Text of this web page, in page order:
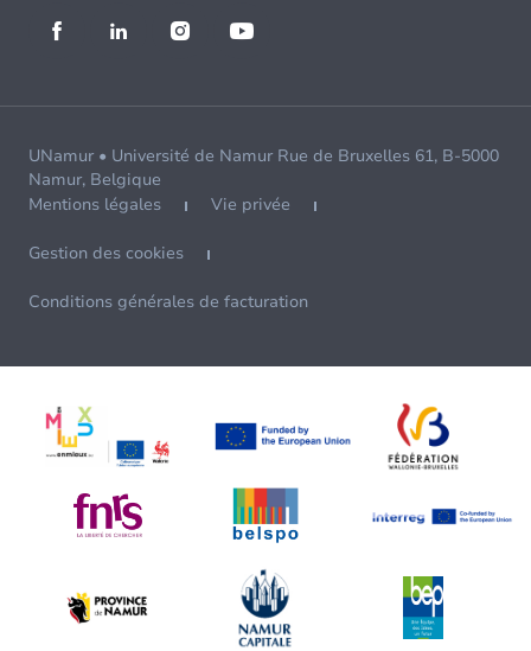
UNamur • Université de Namur Rue de Bruxelles 61, B-5000
Namur, Belgique
Mentions légales
Vie privée
Gestion des cookies
Conditions générales de facturation